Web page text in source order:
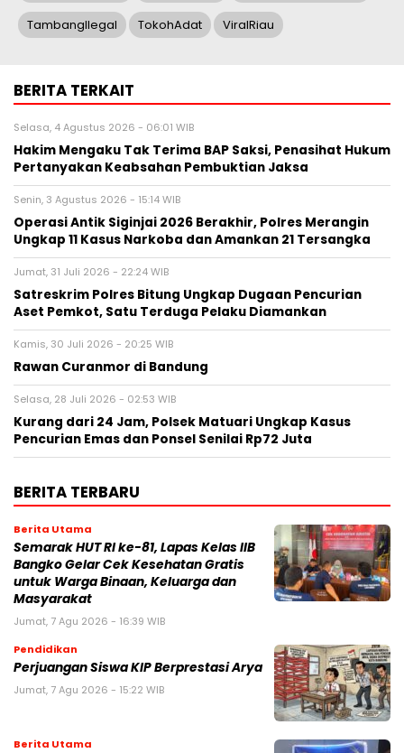
TambangIlegal TokohAdat ViralRiau
BERITA TERKAIT
Selasa, 4 Agustus 2026 - 06:01 WIB
Hakim Mengaku Tak Terima BAP Saksi, Penasihat Hukum
Pertanyakan Keabsahan Pembuktian Jaksa
Senin, 3 Agustus 2026 - 15:14 WIB
Operasi Antik Siginjai 2026 Berakhir, Polres Merangin
Ungkap 11 Kasus Narkoba dan Amankan 21 Tersangka
Jumat, 31 Juli 2026 - 22:24 WIB
Satreskrim Polres Bitung Ungkap Dugaan Pencurian
Aset Pemkot, Satu Terduga Pelaku Diamankan
Kamis, 30 Juli 2026 - 20:25 WIB
Rawan Curanmor di Bandung
Selasa, 28 Juli 2026 - 02:53 WIB
Kurang dari 24 Jam, Polsek Matuari Ungkap Kasus
Pencurian Emas dan Ponsel Senilai Rp72 Juta
BERITA TERBARU
Berita Utama
Semarak HUT RI ke-81, Lapas Kelas IIB
Bangko Gelar Cek Kesehatan Gratis
untuk Warga Binaan, Keluarga dan
Masyarakat
Jumat, 7 Agu 2026 - 16:39 WIB
Pendidikan
Perjuangan Siswa KIP Berprestasi Arya
Jumat, 7 Agu 2026 - 15:22 WIB
Berita Utama